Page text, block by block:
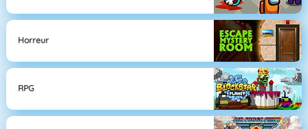
Horreur
RPG